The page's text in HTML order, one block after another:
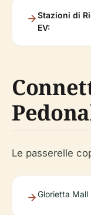
Stazioni di
EV:
Le passerelle
Glorietta Mall